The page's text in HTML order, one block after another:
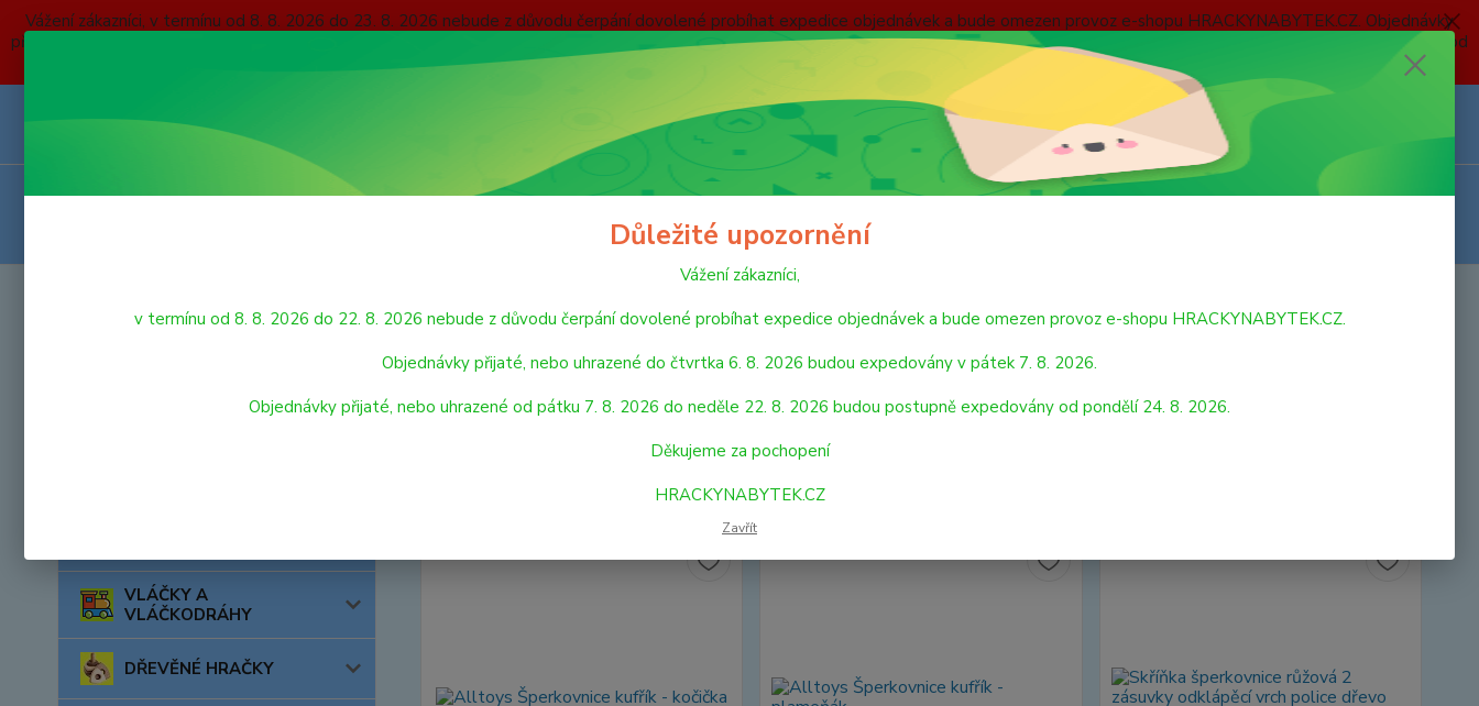
Vážení zákazníci, v termínu od 8. 8. 2026 do 23. 8. 2026 nebude z důvodu čerpání dovolené probíhat expedice objednávek a bude omezen provoz e-shopu HRACKYNABYTEK.CZ. Objednávky
přijaté, nebo uhrazené do čtvrtka 6. 8. 2026 budou expedovány v pátek 7. 8. 2026. Objednávky přijaté, nebo uhrazené od pátku 7. 8. 2026 do neděle 23. 8. 2026 budou postupně expedovány od
pondělí 24. 8. 2026. Děkujeme za pochopení HRACKYNABYTEK.CZ
ZÁSADY OCHRANY OSOBNÍCH ÚDAJŮ
REKLAMAČNÍ ŘÁD
VÝPRODEJ HRAČEK
VLÁČKY A
VLÁČKODRÁHY
DŘEVĚNÉ HRAČKY
ŠMINKY A MALOVÁTKA
Důležité upozornění
Vážení zákazníci,
v termínu od 8. 8. 2026 do 22. 8. 2026 nebude z důvodu čerpání dovolené probíhat expedice objednávek a bude omezen provoz e-shopu HRACKYNABYTEK.CZ.
Objednávky přijaté, nebo uhrazené do čtvrtka 6. 8. 2026 budou expedovány v pátek 7. 8. 2026.
Objednávky přijaté, nebo uhrazené od pátku 7. 8. 2026 do neděle 22. 8. 2026 budou postupně expedovány od pondělí 24. 8. 2026.
Děkujeme za pochopení
HRACKYNABYTEK.CZ
Zavřít